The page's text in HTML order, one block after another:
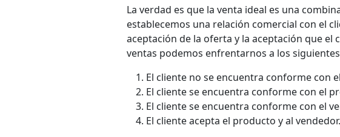
La verdad es que la venta ideal es una
establecemos una relación comercial con el
aceptación de la oferta y la aceptación que el
ventas podemos enfrentarnos a los
El cliente no se encuentra conforme con
El cliente se encuentra conforme con el
El cliente se encuentra conforme con el
El cliente acepta el producto y al vendedor.